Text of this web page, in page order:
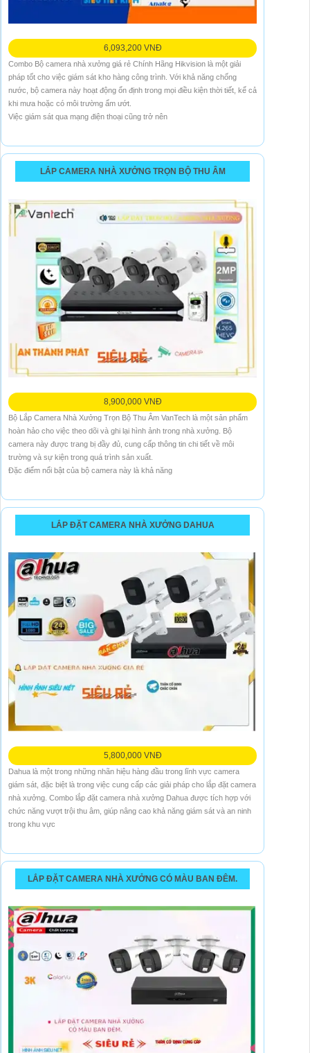
6,093,200 VNĐ
Combo Bộ camera nhà xưởng giá rẻ Chính Hãng Hikvision là một giải
pháp tốt cho việc giám sát kho hàng công trình. Với khả năng chống
nước, bộ camera này hoạt động ổn định trong mọi điều kiện thời tiết, kể cả
khi mưa hoặc có môi trường ẩm ướt.
Việc giám sát qua mạng điện thoại cũng trở nên
LẮP CAMERA NHÀ XƯỞNG TRỌN BỘ THU ÂM
8,900,000 VNĐ
Bộ Lắp Camera Nhà Xưởng Trọn Bộ Thu Âm VanTech là một sản phẩm
hoàn hảo cho việc theo dõi và ghi lại hình ảnh trong nhà xưởng. Bộ
camera này được trang bị đầy đủ, cung cấp thông tin chi tiết về môi
trường và sự kiện trong quá trình sản xuất.
Đặc điểm nổi bật của bộ camera này là khả năng
LẮP ĐẶT CAMERA NHÀ XƯỞNG DAHUA
5,800,000 VNĐ
Dahua là một trong những nhãn hiệu hàng đầu trong lĩnh vực camera
giám sát, đặc biệt là trong việc cung cấp các giải pháp cho lắp đặt camera
nhà xưởng. Combo lắp đặt camera nhà xưởng Dahua được tích hợp với
chức năng vượt trội thu âm, giúp nâng cao khả năng giám sát và an ninh
trong khu vực
LẮP ĐẶT CAMERA NHÀ XƯỞNG CÓ MÀU BAN ĐÊM.